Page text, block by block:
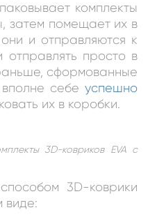
комплекты
затем помещает их в
и отправляются к
отправлять просто в
сформованные
себе успешно
их в коробки.
3D-ковриков EVA с
3D-коврики
виде: